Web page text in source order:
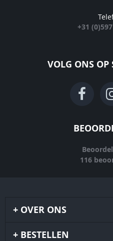
+31
VOLG ONS OP
116
OVER ONS
BESTELLEN